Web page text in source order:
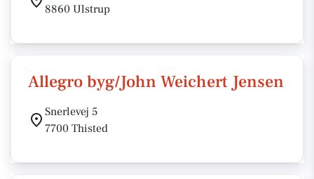
8860 Ulstrup
Allegro byg/John Weichert Jensen
Snerlevej 5
7700 Thisted